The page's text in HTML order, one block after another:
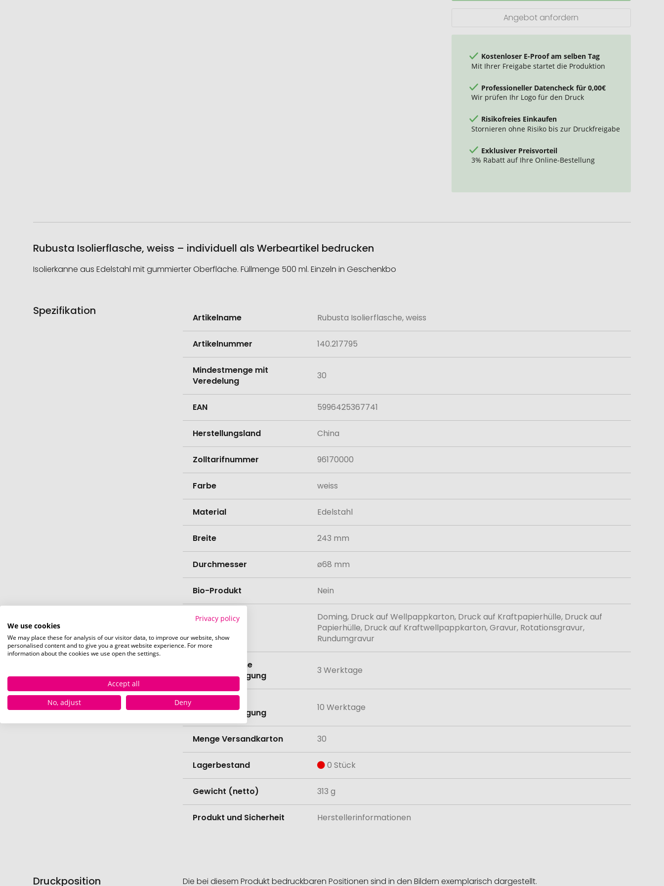
Angebot anfordern
Kostenloser E-Proof am selben Tag
Mit Ihrer Freigabe startet die Produktion
Professioneller Datencheck für 0,00€
Wir prüfen Ihr Logo für den Druck
Risikofreies Einkaufen
Stornieren ohne Risiko bis zur Druckfreigabe
Exklusiver Preisvorteil
3% Rabatt auf Ihre Online-Bestellung
Rubusta Isolierflasche, weiss – individuell als Werbeartikel bedrucken
Isolierkanne aus Edelstahl mit gummierter Oberfläche. Füllmenge 500 ml. Einzeln in Geschenkbo
Spezifikation
Informationen
Artikelname Rubusta Isolierflasche, weiss
Artikelnummer 140.217795
Mindestmenge mit
Veredelung
30
EAN 5996425367741
Herstellungsland China
Zolltarifnummer 96170000
Farbe weiss
Material Edelstahl
Breite 243 mm
Durchmesser ø68 mm
Bio-Produkt Nein
Doming, Druck auf Wellpappkarton, Druck auf Kraftpapierhülle, Druck auf
Papierhülle, Druck auf Kraftwellpappkarton, Gravur, Rotationsgravur,
Rundumgravur
Lieferzeit ohne
Werbeanbringung
3 Werktage
Werbeanbringung
10 Werktage
Menge Versandkarton 30
Lagerbestand 0 Stück
Gewicht (netto) 313 g
Produkt und Sicherheit Herstellerinformationen
Druckposition Die bei diesem Produkt bedruckbaren Positionen sind in den Bildern exemplarisch dargestellt.
Privacy policy
We use cookies
We may place these for analysis of our visitor data, to improve our website, show
personalised content and to give you a great website experience. For more
information about the cookies we use open the settings.
Accept all
No, adjust
Deny